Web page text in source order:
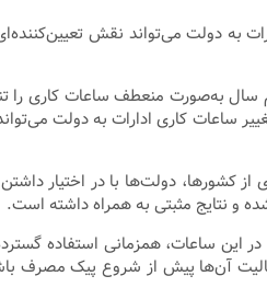
به دولت می‌تواند نقش
سال به‌صورت منعطف ساعات کاری
ساعات کاری ادارات به دولت
از کشورها، دولت‌ها با در اختیار
و نتایج مثبتی به همراه داشته است.
ساعات، همزمانی استفاده
آن‌ها پیش از شروع پیک مصرف